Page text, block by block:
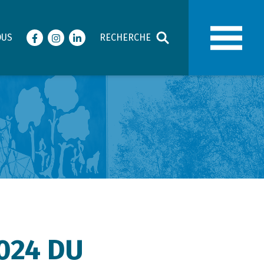
FacebookInstagramLinkedInRECHERCHE
DU